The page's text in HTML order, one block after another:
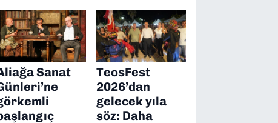
Sanat
TeosFest
2026’dan
gelecek yıla
söz: Daha